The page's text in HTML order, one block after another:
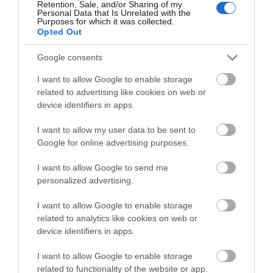
Retention, Sale, and/or Sharing of my
Personal Data that Is Unrelated with the
Purposes for which it was collected.
Opted Out
Google consents
I want to allow Google to enable storage
related to advertising like cookies on web or
device identifiers in apps.
I want to allow my user data to be sent to
Google for online advertising purposes.
I want to allow Google to send me
personalized advertising.
I want to allow Google to enable storage
related to analytics like cookies on web or
device identifiers in apps.
I want to allow Google to enable storage
related to functionality of the website or app.
Εύβοια: Πότε θα γίνει ο
καθιερωμένος έρανος για το
«Στιφάδο της Παναγίας»
08.08.2026 | 19:40
Ο Αλέξης Τσίπρας παρουσιάζει το
οικονομικό πρόγραμμα της ΕΛ.Α.Σ.
στη Θεσσαλονίκη
Κάνεις δεν ξεχνά τι έζησε η
08.08.2026 | 19:00
Σε δημοπρασία η μπάλα των
ιστορικών γκολ του Μαραντόνα
Όλες οι τελευταίες ειδήσεις
ΠΕΡΙΣΣΟΤΕΡΑ ΑΠΟ ΕΙΔΗΣΕΙΣ ΕΥΒΟΙΑ
Φωτιά στην Εύβοια σε
Οσίου Δαυΐδ έλαμψε
στη μεγάλη πανήγυρη